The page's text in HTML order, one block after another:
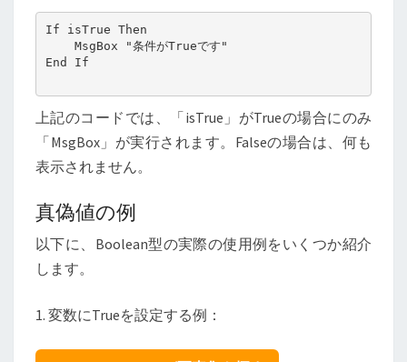
If isTrue Then
    MsgBox "条件がTrueです"
End If
上記のコードでは、「isTrue」がTrueの場合にのみ
「MsgBox」が実行されます。Falseの場合は、何も
表示されません。
真偽値の例
以下に、Boolean型の実際の使用例をいくつか紹介
します。
1. 変数にTrueを設定する例：